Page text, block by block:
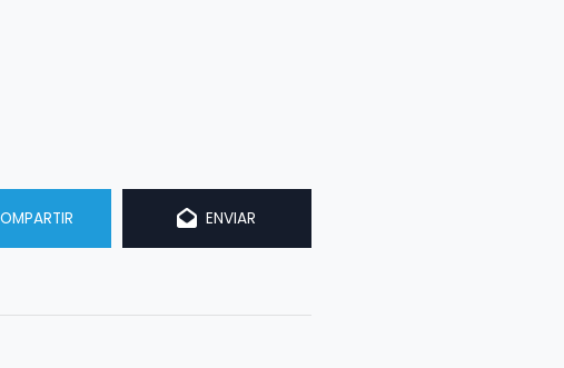
ENVIAR